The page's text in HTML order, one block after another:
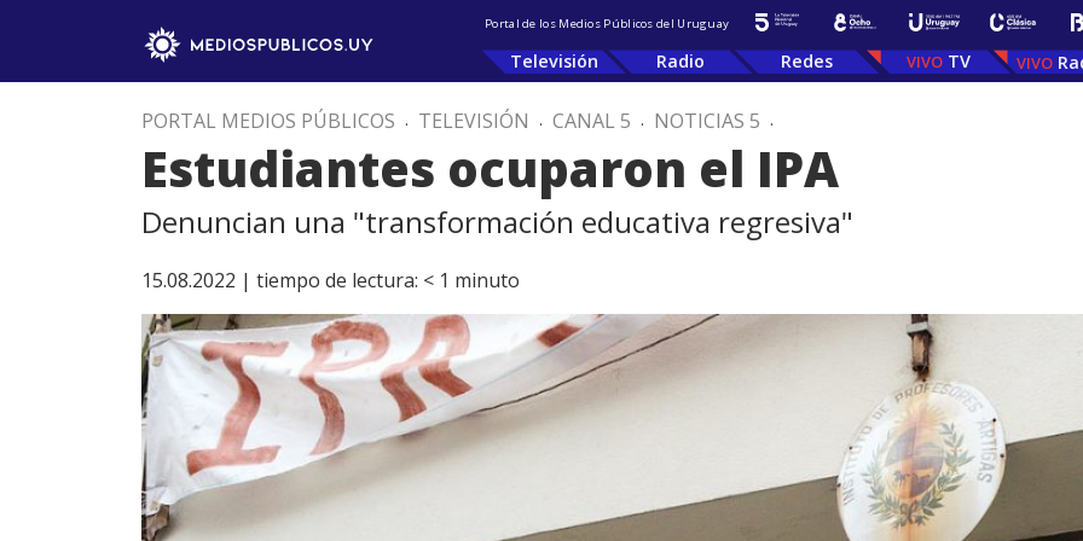
Portal de los Medios Públicos del Uruguay
Televisión Radio Redes TV
PORTAL MEDIOS PÚBLICOS . TELEVISIÓN . CANAL 5 . NOTICIAS 5 .
Estudiantes ocuparon el IPA
Denuncian una "transformación educativa regresiva"
15.08.2022 | tiempo de lectura: < 1 minuto